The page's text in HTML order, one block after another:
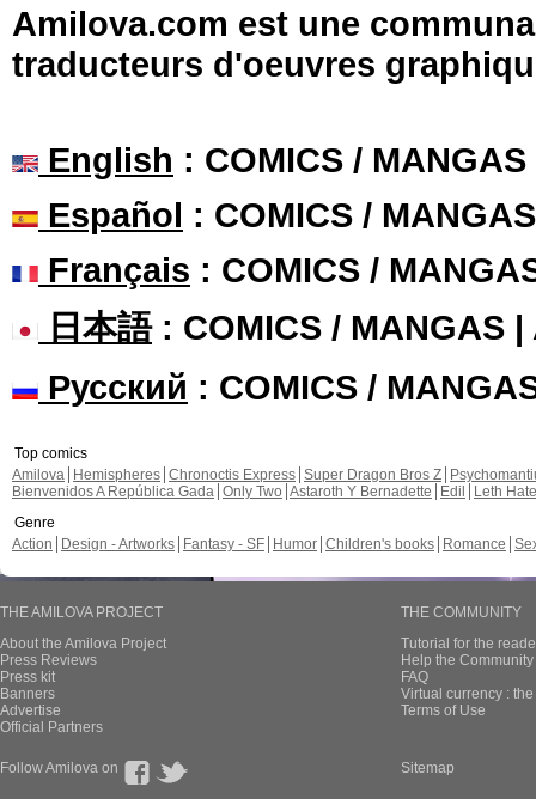
Amilova.com est une
traducteurs d'oeuvres
English : COMICS /
Español : COMICS /
Français : COMICS /
日本語: COMICS / MANGAS |
Русский : COMICS /
Top comics
Amilova
Hemispheres Chronoctis Express Super Dragon Bros Z
Bienvenidos A República Gada Only Two Astaroth Y Bernadette Edil
Leth Hate
Genre
Action
Design - Artworks Fantasy - SF Humor Children's books Romance
THE AMILOVA PROJECT
About the Amilova Project
Press Reviews
Press kit
Banners
Advertise
Official Partners
THE COMMUNITY
Tutorial for the
Help the
FAQ
Virtual currency :
Terms of Use
Follow Amilova on Sitemap